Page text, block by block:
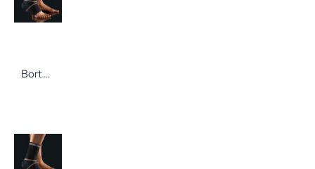
Bort BORT Select TaloStabil Gr. M links schwarz Knöchelbandage zur Unterstützung der Haltefunktion der Bänder